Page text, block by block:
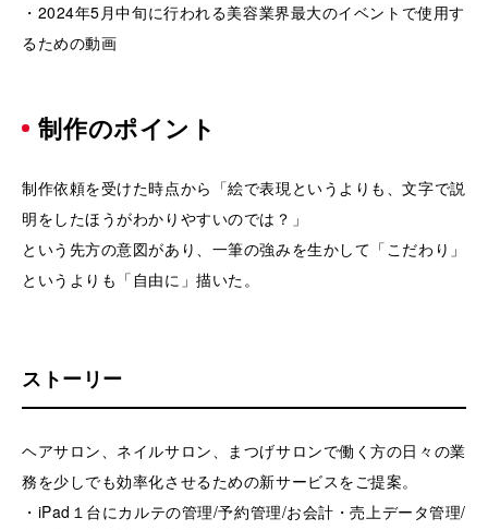
・2024年5月中旬に行われる美容業界最大のイベントで使用す
るための動画
制作のポイント
制作依頼を受けた時点から「絵で表現というよりも、文字で説
明をしたほうがわかりやすいのでは？」
という先方の意図があり、一筆の強みを生かして「こだわり」
というよりも「自由に」描いた。
ストーリー
ヘアサロン、ネイルサロン、まつげサロンで働く方の日々の業
務を少しでも効率化させるための新サービスをご提案。
・iPad１台にカルテの管理/予約管理/お会計・売上データ管理/